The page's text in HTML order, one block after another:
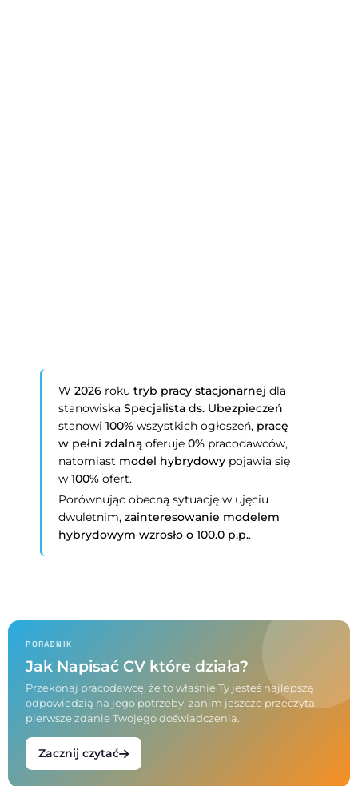
W2026 rokutryb pracy stacjonarnej dla
stanowiskaSpecjalista ds. Ubezpieczeń
stanowi100% wszystkich ogłoszeń, pracę
w pełni zdalną oferuje0% pracodawców,
natomiast model hybrydowy pojawia się
w100% ofert.
Porównując obecną sytuację w ujęciu
dwuletnim,zainteresowanie modelem
hybrydowym wzrosło o 100.0 p.p..
PORADNIK
Jak Napisać CV które działa?
Przekonaj pracodawcę, że to właśnie Ty jesteś najlepszą
odpowiedzią na jego potrzeby, zanim jeszcze przeczyta
pierwsze zdanie Twojego doświadczenia.
Zacznij czytać